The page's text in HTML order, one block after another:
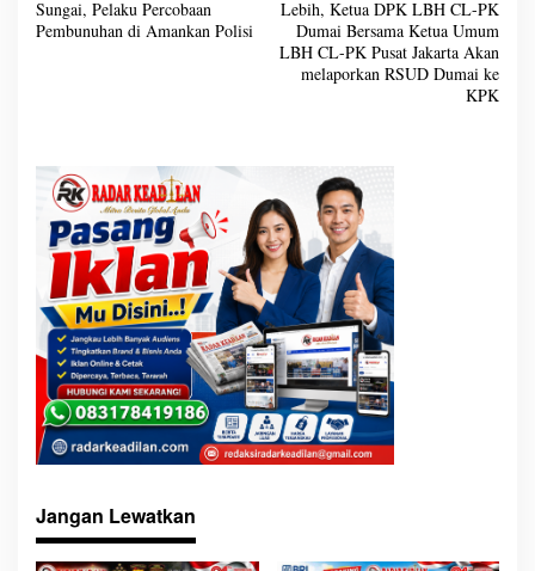
i
g
a
Sungai, Pelaku Percobaan
Pembunuhan di Amankan Polisi
Lebih, Ketua DPK LBH CL-PK
Dumai Bersama Ketua Umum
LBH CL-PK Pusat Jakarta Akan
melaporkan RSUD Dumai ke
KPK
Jangan Lewatkan